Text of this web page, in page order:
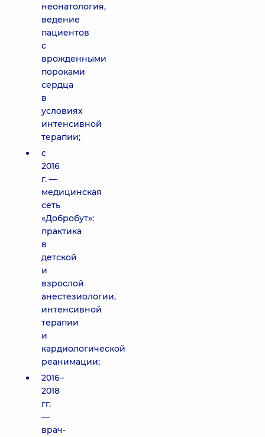
неонатология,
ведение
пациентов
с
врожденными
пороками
сердца
в
условиях
интенсивной
терапии;
с
2016
г. —
медицинская
сеть
«Добробут»:
практика
в
детской
и
взрослой
анестезиологии,
интенсивной
терапии
и
кардиологической
реанимации;
2016–
2018
гг.
—
врач-